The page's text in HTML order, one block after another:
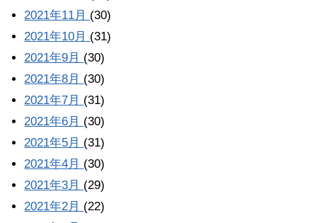
2021年11月 (30)
2021年10月 (31)
2021年9月 (30)
2021年8月 (30)
2021年7月 (31)
2021年6月 (30)
2021年5月 (31)
2021年4月 (30)
2021年3月 (29)
2021年2月 (22)